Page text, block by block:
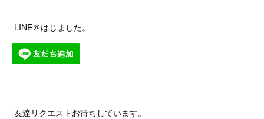
LINE＠はじました。
友達リクエストお待ちしています。